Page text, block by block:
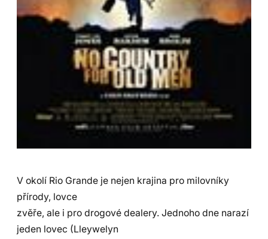
V okolí Rio Grande je nejen krajina pro milovníky
přírody, lovce
zvěře, ale i pro drogové dealery. Jednoho dne narazí
jeden lovec (Lleywelyn